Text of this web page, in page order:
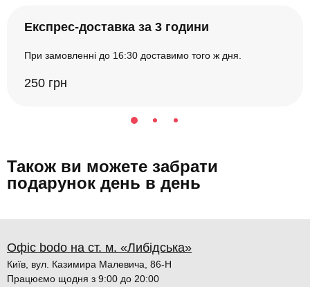
Експрес-доставка за 3 години
При замовленні до 16:30 доставимо того ж дня.
250 грн
Також ви можете забрати
подарунок день в день
Офіс bodo на ст. м. «Либідська»
Київ, вул. Казимира Малевича, 86-Н
Працюємо щодня з 9:00 до 20:00